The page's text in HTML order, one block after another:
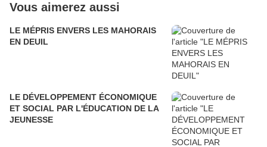
Vous aimerez aussi
LE MÉPRIS ENVERS LES MAHORAIS
EN DEUIL
LE DÉVELOPPEMENT ÉCONOMIQUE
ET SOCIAL PAR L'ÉDUCATION DE LA
JEUNESSE